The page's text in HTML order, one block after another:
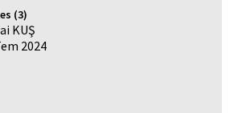
(3)
KUŞ
2024